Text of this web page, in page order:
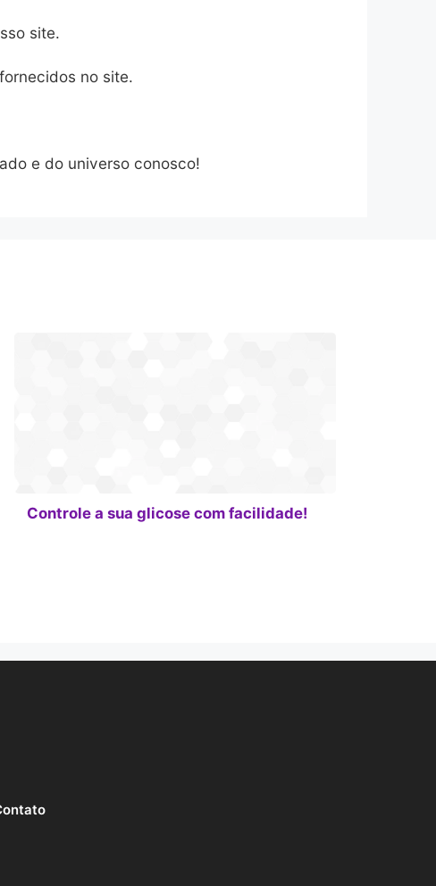
site.
no site.
e do universo conosco!
Controle a sua glicose com facilidade!